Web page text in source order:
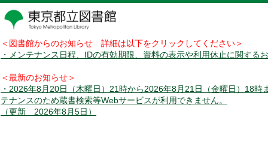
＜図書館からのお知らせ 詳細は以下をクリックしてください＞
・メンテナンス日程、IDの有効期限、資料の表示や利用休止に関する
＜最新のお知らせ＞
・2026年8月20日（木曜日）21時から2026年8月21日（金曜日）18時
テナンスのため蔵書検索等Webサービスが利用できません。
（更新 2026年8月5日）